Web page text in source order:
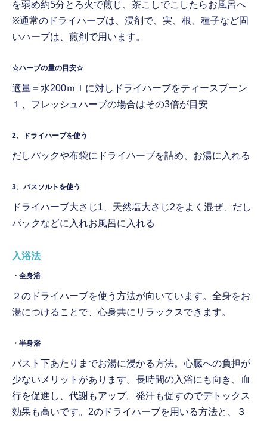
を弱め約5分とろ火で煎じ、茶こしでこしたらお風呂へ
※通常のドライハーブは、浸剤で、実、根、種子など固
いハーブは、煎剤で用います。
☆ハーブの量の目安☆
適量＝水200ｍｌに対しドライハーブをティースプーン
１、フレッシュハーブの場合はその3倍が目安
2、ドライハーブを使う
だしパックや布袋にドライハーブを詰め、お湯に入れる
3、バスソルトを使う
ドライハーブ大さじ1、天然塩大さじ2をよく混ぜ、だし
パックなどに入れお風呂に入れる
入浴法
・全身浴
２のドライハーブを使う方法が向いています。全身をお
湯につけることで、心身共にリラックスできます。
・半身浴
バスト下あたりまでお湯に浸かる方法。心臓への負担が
少ないメリットがあります。長時間の入浴にも向き、血
行を促進し、代謝もアップ。発汗も促すのでデトックス
効果も高いです。2のドライハーブを用いる方法と、３